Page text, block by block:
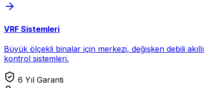
VRF Sistemleri
Büyük ölçekli binalar için merkezi, değişken debili akıllı
kontrol sistemleri.
6 Yıl Garanti